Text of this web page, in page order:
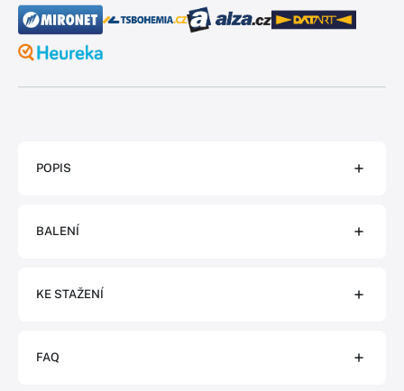
POPIS
BALENÍ
KE STAŽENÍ
FAQ